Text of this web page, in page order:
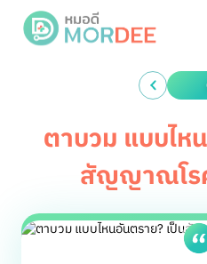
ตาบวม แบบไห
สัญญาณโร